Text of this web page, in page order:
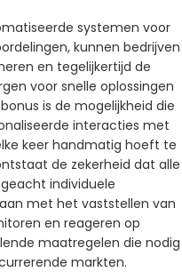
systemen voor
kunnen bedrijven
en tegelijkertijd de
voor snelle oplossingen
is de mogelijkheid die
interacties met
keer handmatig hoeft te
de zekerheid dat alle
individuele
met het vaststellen van
en reageren op
maatregelen die nodig
markten.